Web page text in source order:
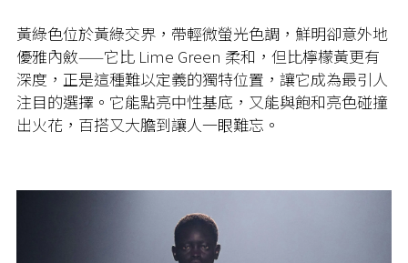
黃綠色位於黃綠交界，帶輕微螢光色調，鮮明卻意外地
優雅內斂——它比 Lime Green 柔和，但比檸檬黃更有
深度，正是這種難以定義的獨特位置，讓它成為最引人
注目的選擇。它能點亮中性基底，又能與飽和亮色碰撞
出火花，百搭又大膽到讓人一眼難忘。